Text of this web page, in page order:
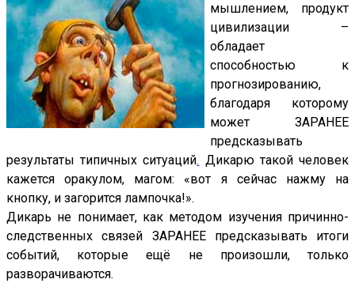
мышлением, продукт
цивилизации –
обладает
способностью к
прогнозированию,
благодаря которому
может ЗАРАНЕЕ
предсказывать
результаты типичных ситуаций. Дикарю такой человек
кажется оракулом, магом: «вот я сейчас нажму на
кнопку, и загорится лампочка!».
Дикарь не понимает, как методом изучения причинно-
следственных связей ЗАРАНЕЕ предсказывать итоги
событий, которые ещё не произошли, только
разворачиваются.